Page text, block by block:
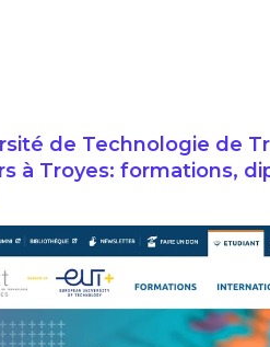
de Technologie de
à Troyes: formations,